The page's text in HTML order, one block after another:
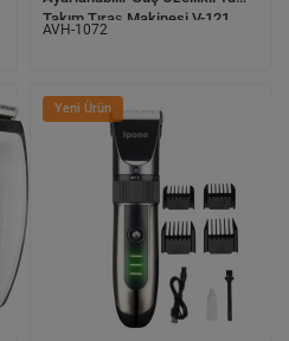
Takım Tıraş Makinesi V-121
AVH-1072
Yeni Ürün